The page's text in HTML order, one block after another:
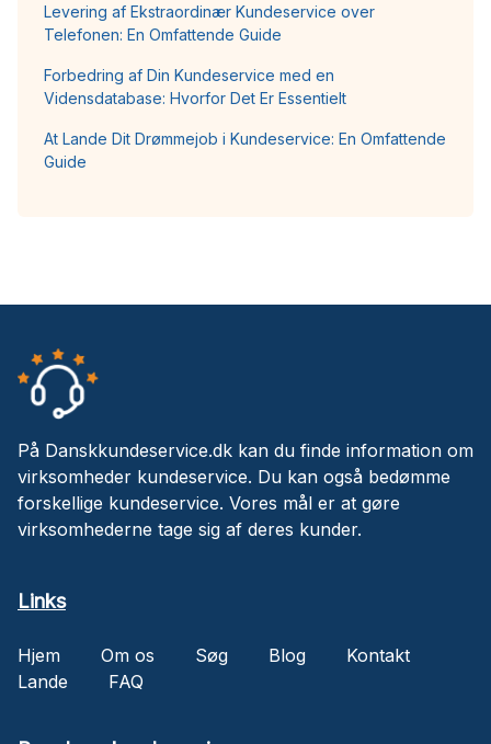
Levering af Ekstraordinær Kundeservice over
Telefonen: En Omfattende Guide
Forbedring af Din Kundeservice med en
Vidensdatabase: Hvorfor Det Er Essentielt
At Lande Dit Drømmejob i Kundeservice: En Omfattende
Guide
På Danskkundeservice.dk kan du finde information om
virksomheder kundeservice. Du kan også bedømme
forskellige kundeservice. Vores mål er at gøre
virksomhederne tage sig af deres kunder.
Links
Hjem Om os Søg Blog
Kontakt
Lande
FAQ